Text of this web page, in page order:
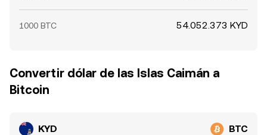
1000 BTC 54.052.373 KYD
Convertir dólar de las Islas Caimán a
Bitcoin
KYD BTC